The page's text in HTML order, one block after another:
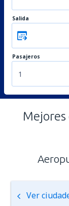
Salida
Pasajeros
1
Ver